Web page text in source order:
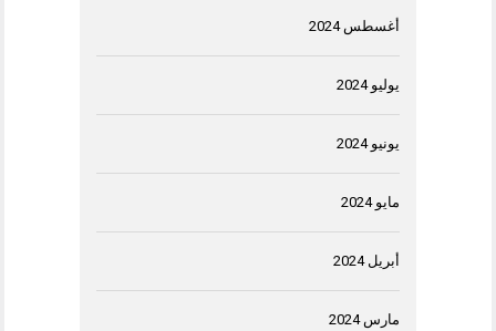
أغسطس 2024
يوليو 2024
يونيو 2024
مايو 2024
أبريل 2024
مارس 2024